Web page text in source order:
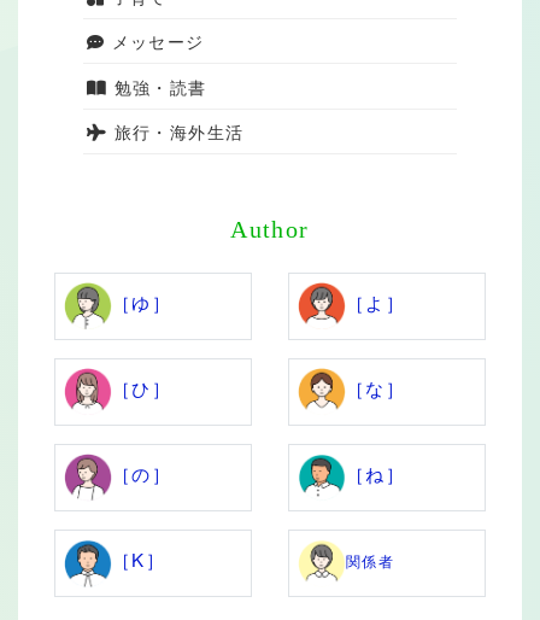
メッセージ
勉強・読書
旅行・海外生活
Author
［ゆ］ ［よ］
［ひ］ ［な］
［の］ ［ね］
［K］ 関係者